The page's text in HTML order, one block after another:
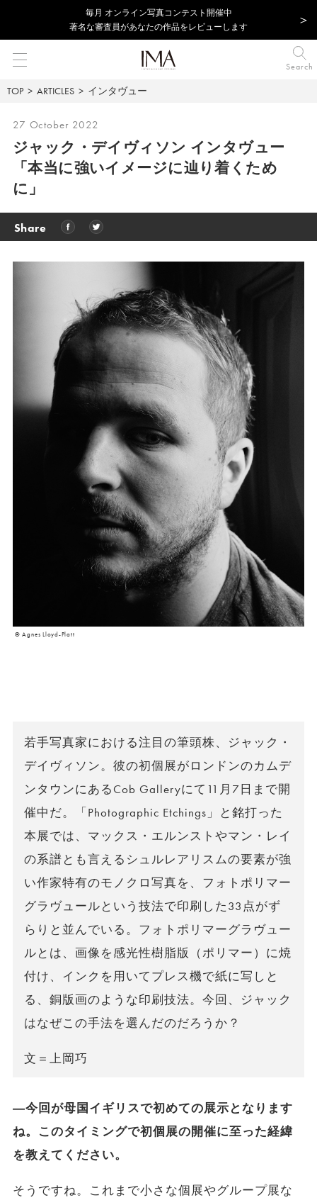
毎⽉ オンライン写真コンテスト開催中
著名な審査員があなたの作品をレビューします
Search
TOP ARTICLES インタヴュー
27 October 2022
ジャック・デイヴィソン インタヴュー
「本当に強いイメージに辿り着くため
に」
Share
© Agnes Lloyd-Platt
若手写真家における注目の筆頭株、ジャック・
デイヴィソン。彼の初個展がロンドンのカムデ
ンタウンにあるCob Galleryにて11月7日まで開
催中だ。「Photographic Etchings」と銘打った
本展では、マックス・エルンストやマン・レイ
の系譜とも言えるシュルレアリスムの要素が強
い作家特有のモノクロ写真を、フォトポリマー
グラヴュールという技法で印刷した33点がず
らりと並んでいる。フォトポリマーグラヴュー
ルとは、画像を感光性樹脂版（ポリマー）に焼
付け、インクを用いてプレス機で紙に写しと
る、銅版画のような印刷技法。今回、ジャック
はなぜこの手法を選んだのだろうか？
文＝上岡巧
―今回が母国イギリスで初めての展示となります
ね。このタイミングで初個展の開催に至った経緯
を教えてください。
そうですね。これまで小さな個展やグループ展な